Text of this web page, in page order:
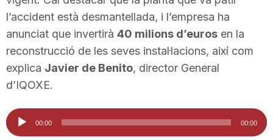
l’accident està desmantellada, i l’empresa ha
anunciat que invertirà 40 milions d’euros en la
reconstrucció de les seves instal·lacions, així com
explica Javier de Benito, director General
d’IQOXE.
Reproductor
d'àudio
00:00 00:00